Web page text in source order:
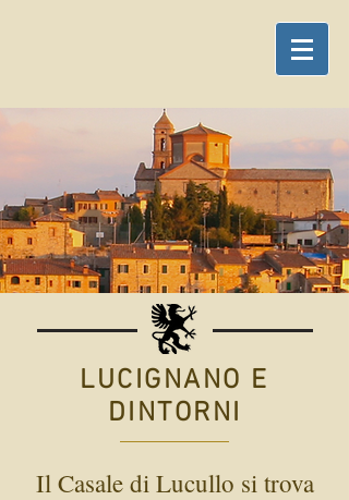
LUCIGNANO E
DINTORNI
Il Casale di Lucullo si trova